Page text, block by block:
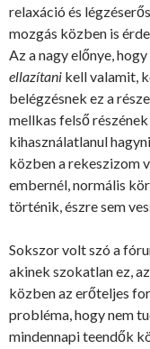
relaxáció és
mozgás közben is
Az a nagy előnye,
ellazítani kell valamit,
belégzésnek ez a
mellkas felső
kihasználatlanul
közben a rekeszizom
embernél, normális
történik, észre sem
Sokszor volt szó a
akinek szokatlan ez,
közben az erőteljes
probléma, hogy nem
mindennapi teendők